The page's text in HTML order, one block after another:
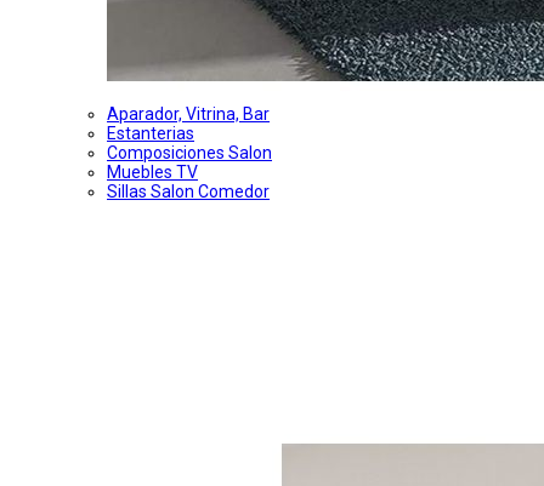
Aparador, Vitrina, Bar
Estanterias
Composiciones Salon
Muebles TV
Sillas Salon Comedor